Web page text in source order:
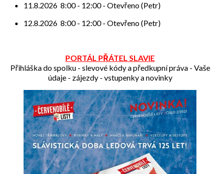
11.8.2026 8:00- 12:00- Otevřeno (Petr)
12.8.2026 8:00- 12:00- Otevřeno (Petr)
PORTÁL PŘÁTEL SLAVIE
Přihláška do spolku - slevové kódy a předkupní práva - Vaše
údaje - zájezdy - vstupenky a novinky